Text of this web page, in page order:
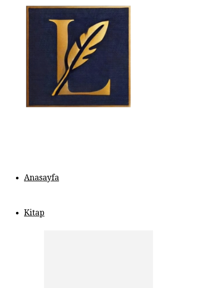
Anasayfa
Kitap